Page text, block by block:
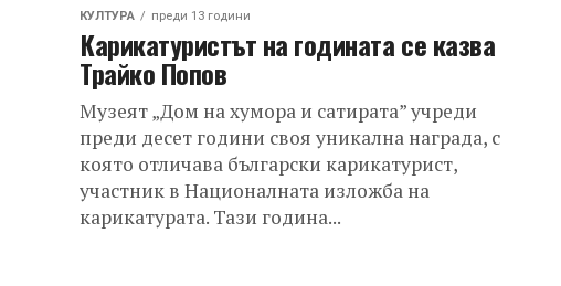
КУЛТУРА преди 13 години
Карикатуристът на годината се казва
Трайко Попов
Музеят „Дом на хумора и сатирата” учреди
преди десет години своя уникална награда, с
която отличава български карикатурист,
участник в Националната изложба на
карикатурата. Тази година...